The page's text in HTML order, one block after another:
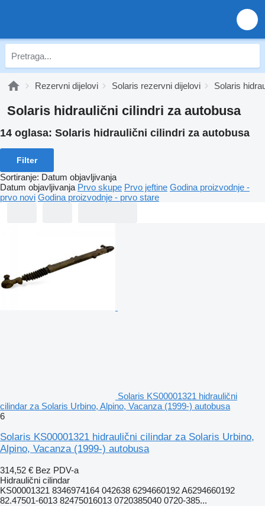
Rezervni dijelovi Solaris rezervni dijelovi Solaris
Solaris hidraulični cilindri za autobusa
14 oglasa: Solaris hidraulični cilindri za autobusa
Filter
Sortiranje: Datum objavljivanja
Datum objavljivanja Prvo skupe Prvo jeftine Godina proizvodnje -
prvo novi Godina proizvodnje - prvo stare
Solaris KS00001321 hidraulični
cilindar za Solaris Urbino, Alpino, Vacanza (1999-) autobusa
6
Solaris KS00001321 hidraulični cilindar za Solaris Urbino,
Alpino, Vacanza (1999-) autobusa
314,52 € Bez PDV-a
Hidraulični cilindar
KS00001321 8346974164 042638 6294660192 A6294660192
82.47501-6013 82475016013 0720385040 0720-385...